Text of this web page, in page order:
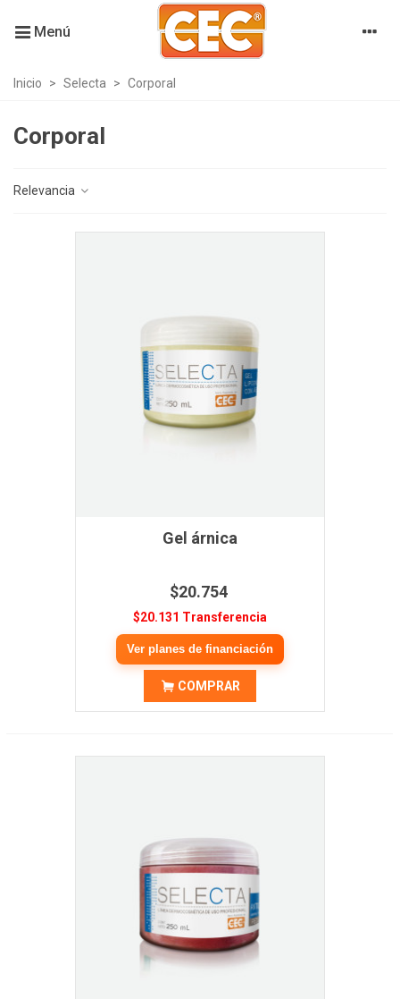
Menú
Inicio > Selecta > Corporal
Corporal
Relevancia
Gel árnica
$20.754
$20.131 Transferencia
Ver planes de financiación
COMPRAR